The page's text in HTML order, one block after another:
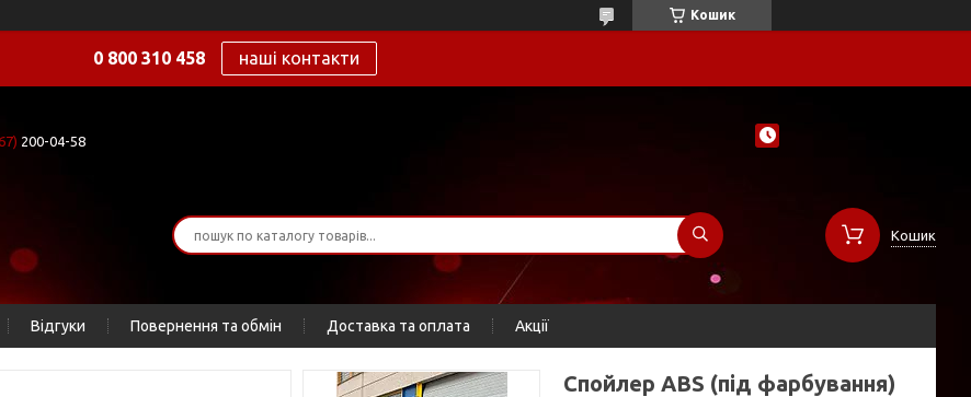
Кошик
0 800 310 458 наші контакти
200-04-58
Кошик
Відгуки Повернення та обмін Доставка та оплата Акції
Спойлер ABS (під фарбування)